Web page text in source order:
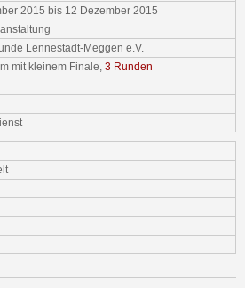
2015 bis 12 Dezember 2015
Lennestadt-Meggen e.V.
mit kleinem Finale,3 Runden